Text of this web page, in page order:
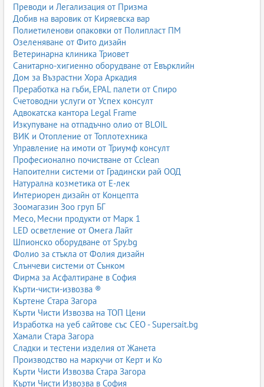
Преводи и Легализация от Призма
Добив на варовик от Киряевска вар
Полиетиленови опаковки от Полипласт ПМ
Озеленяване от Фито дизайн
Ветеринарна клиника Триовет
Санитарно-хигиенно оборудване от Евърклийн
Дом за Възрастни Хора Аркадия
Преработка на гъби, EPAL палети от Спиро
Счетоводни услуги от Успех консулт
Адвокатска кантора Legal Frame
Изкупуване на отпадъчно олио от BLOIL
ВИК и Отопление от Топлотехника
Управление на имоти от Триумф консулт
Професионално почистване от Cclean
Напоителни системи от Градински рай ООД
Натурална козметика от Е-лек
Интериорен дизайн от Концепта
Зоомагазин Зоо груп БГ
Месо, Месни продукти от Марк 1
LED осветление от Омега Лайт
Шпионско оборудване от Spy.bg
Фолио за стъкла от Фолия дизайн
Слънчеви системи от Сънком
Фирма за Асфалтиране в София
Кърти-чисти-извозва ®
Къртене Стара Загора
Кърти Чисти Извозва на ТОП Цени
Изработка на уеб сайтове със СЕО - Supersait.bg
Хамали Стара Загора
Сладки и тестени изделия от Жанета
Производство на маркучи от Керт и Ко
Кърти Чисти Извозва Стара Загора
Кърти Чисти Извозва в София